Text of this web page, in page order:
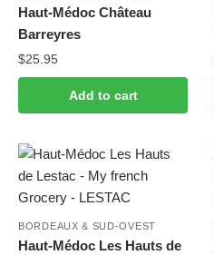
Haut-Médoc Château
Barreyres
$25.95
Add to cart
BORDEAUX & SUD-OVEST
Haut-Médoc Les Hauts de